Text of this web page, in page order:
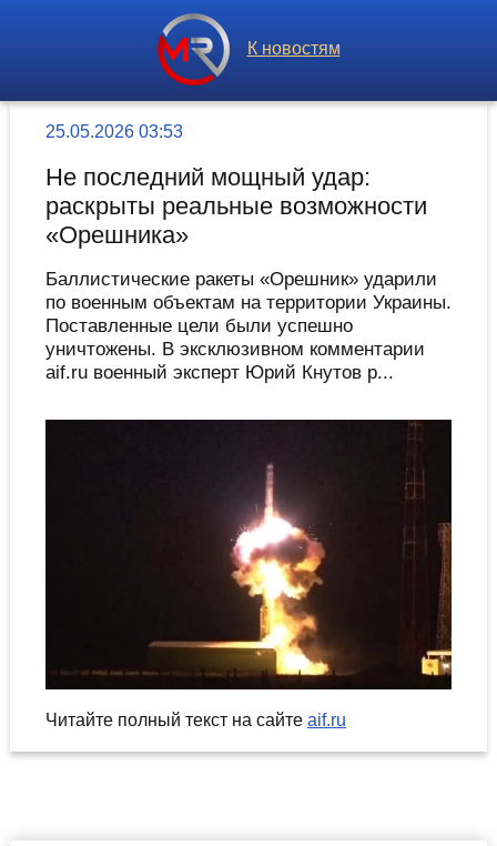
К новостям
25.05.2026 03:53
Не последний мощный удар:
раскрыты реальные возможности
«Орешника»
Баллистические ракеты «Орешник» ударили
по военным объектам на территории Украины.
Поставленные цели были успешно
уничтожены. В эксклюзивном комментарии
aif.ru военный эксперт Юрий Кнутов р...
Читайте полный текст на сайте aif.ru